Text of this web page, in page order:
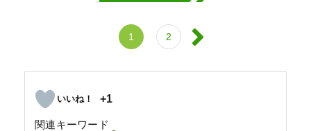
1 2
+1
関連キーワード